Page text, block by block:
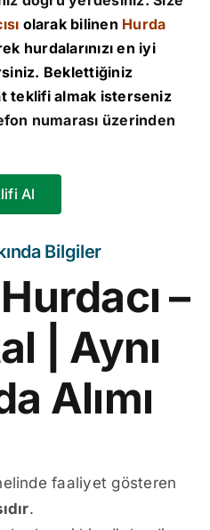
olarak bilinen Hurda
hurdalarınızı en iyi
Beklettiğiniz
teklifi almak isterseniz
numarası üzerinden
Al
Bilgiler
–
| Aynı
Alımı
faaliyet gösteren
.